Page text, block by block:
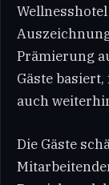
Prämierung
Gäste
auch
Die Gäste